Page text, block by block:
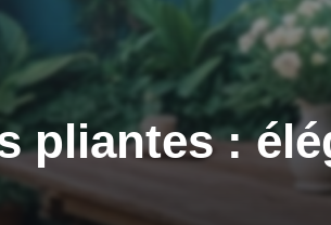
pliantes :